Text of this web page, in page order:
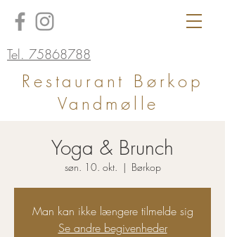
Tel. 75868788
Restaurant Børkop
Vandmølle
Yoga & Brunch
søn. 10. okt.
  |
Børkop
Man kan ikke længere tilmelde sig
Se andre begivenheder